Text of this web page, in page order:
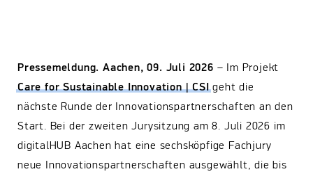
Pressemeldung. Aachen, 09. Juli 2026 – Im Projekt
Care for Sustainable Innovation | CSIgeht die
nächste Runde der Innovationspartnerschaften an den
Start. Bei der zweiten Jurysitzung am 8. Juli 2026 im
digitalHUB Aachen hat eine sechsköpfige Fachjury
neue Innovationspartnerschaften ausgewählt, die bis